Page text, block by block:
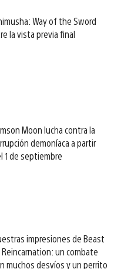
Way of the Sword
la vista previa final
Moon lucha contra la
demoníaca a partir
1 de septiembre
impresiones de Beast
un combate
muchos desvíos y un perrito